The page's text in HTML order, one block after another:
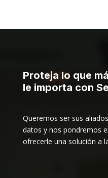
Proteja lo que
le importa con
Queremos ser sus
datos y nos pondremos
ofrecerle una solución a